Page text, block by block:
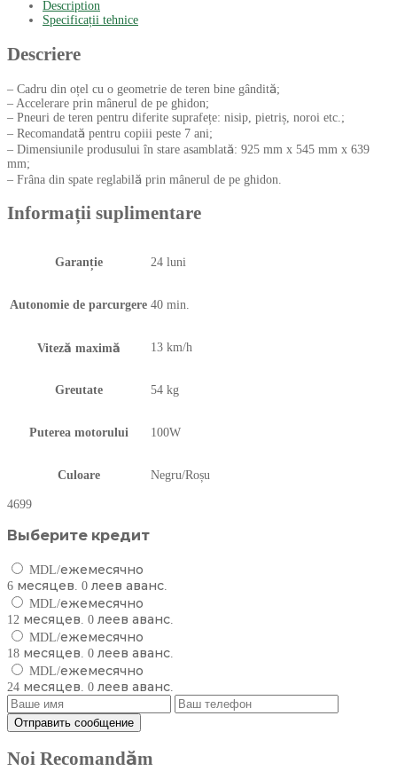
Description
Specificații tehnice
Descriere
– Cadru din oțel cu o geometrie de teren bine gândită;
– Accelerare prin mânerul de pe ghidon;
– Pneuri de teren pentru diferite suprafețe: nisip, pietriș, noroi etc.;
– Recomandată pentru copiii peste 7 ani;
– Dimensiunile produsului în stare asamblată: 925 mm x 545 mm x 639
mm;
– Frâna din spate reglabilă prin mânerul de pe ghidon.
Informații suplimentare
Garanție 24 luni
Autonomie de parcurgere 40 min.
Viteză maximă 13 km/h
Greutate 54 kg
Puterea motorului 100W
Culoare Negru/Roșu
4699
Выберите кредит
MDL/ежемесячно
6 месяцев. 0 леев аванс.
MDL/ежемесячно
12 месяцев. 0 леев аванс.
MDL/ежемесячно
18 месяцев. 0 леев аванс.
MDL/ежемесячно
24 месяцев. 0 леев аванс.
Noi Recomandăm